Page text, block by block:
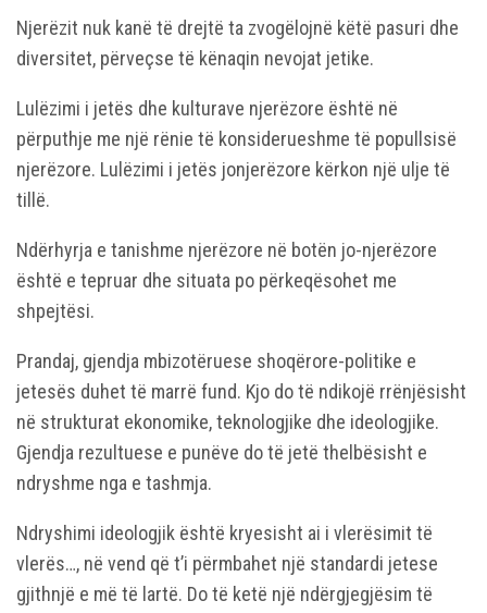
Njerëzit nuk kanë të drejtë ta zvogëlojnë këtë pasuri dhe
diversitet, përveçse të kënaqin nevojat jetike.
Lulëzimi i jetës dhe kulturave njerëzore është në
përputhje me një rënie të konsiderueshme të popullsisë
njerëzore. Lulëzimi i jetës jonjerëzore kërkon një ulje të
tillë.
Ndërhyrja e tanishme njerëzore në botën jo-njerëzore
është e tepruar dhe situata po përkeqësohet me
shpejtësi.
Prandaj, gjendja mbizotëruese shoqërore-politike e
jetesës duhet të marrë fund. Kjo do të ndikojë rrënjësisht
në strukturat ekonomike, teknologjike dhe ideologjike.
Gjendja rezultuese e punëve do të jetë thelbësisht e
ndryshme nga e tashmja.
Ndryshimi ideologjik është kryesisht ai i vlerësimit të
vlerës…, në vend që t’i përmbahet një standardi jetese
gjithnjë e më të lartë. Do të ketë një ndërgjegjësim të